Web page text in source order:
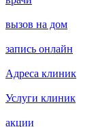
вызов на дом
запись онлайн
Адреса клиник
Услуги клиник
акции